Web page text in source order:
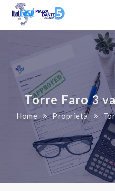
Torre Faro 3
Home Proprietà